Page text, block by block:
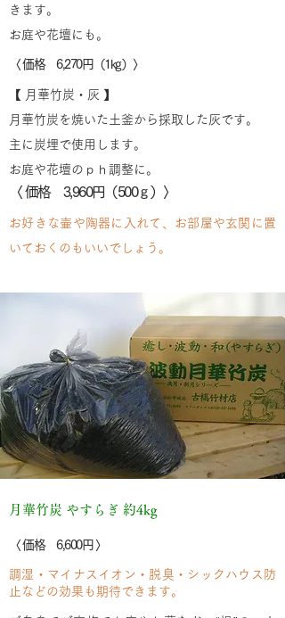
きます。
お庭や花壇にも。
〈 価格 6,270円（1kg）〉
【 月華竹炭・灰 】
月華竹炭を焼いた土釜から採取した灰です。
主に炭埋で使用します。
お庭や花壇のｐｈ調整に。
〈 価格 3,960円（500ｇ）〉
お好きな壷や陶器に入れて、お部屋や玄関に置
いておくのもいいでしょう。
月華竹炭 やすらぎ 約4kg
〈 価格 6,600円 〉
調湿・マイナスイオン・脱臭・シックハウス防
止などの効果も期待できます。